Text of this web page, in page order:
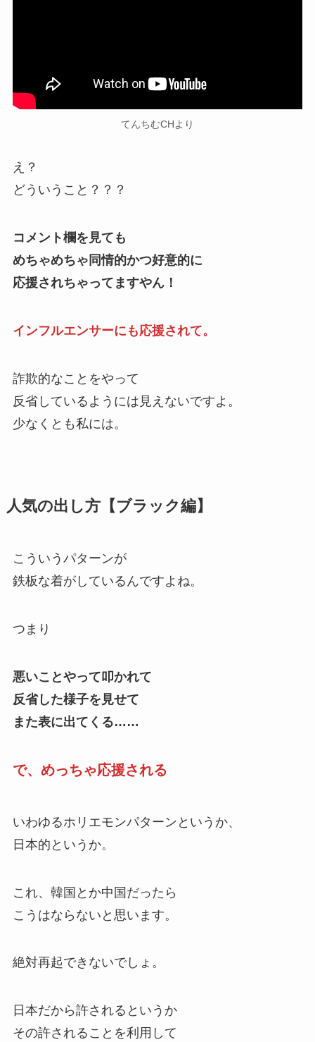
てんちむCHより
え？
どういうこと？？？
コメント欄を見ても
めちゃめちゃ同情的かつ好意的に
応援されちゃってますやん！
インフルエンサーにも応援されて。
詐欺的なことをやって
反省しているようには見えないですよ。
少なくとも私には。
人気の出し方【ブラック編】
こういうパターンが
鉄板な着がしているんですよね。
つまり
悪いことやって叩かれて
反省した様子を見せて
また表に出てくる……
で、めっちゃ応援される
いわゆるホリエモンパターンというか、
日本的というか。
これ、韓国とか中国だったら
こうはならないと思います。
絶対再起できないでしょ。
日本だから許されるというか
その許されることを利用して